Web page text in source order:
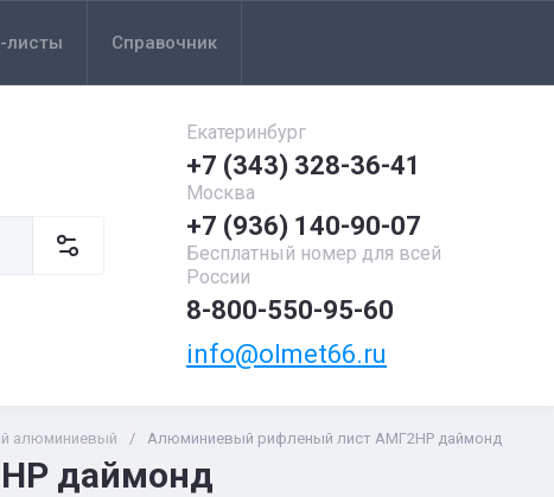
листы Справочник
Екатеринбург
+7 (343) 328-36-41
Москва
+7 (936) 140-90-07
Бесплатный номер для всей
России
8-800-550-95-60
info@olmet66.ru
алюминиевый / Алюминиевый рифленый лист АМГ2НР даймонд
даймонд